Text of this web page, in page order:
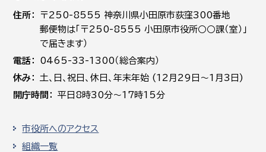
住所
〒250-8555 神奈川県小田原市荻窪300番地
郵便物は「〒250-8555 小田原市役所○○課（室）」
で届きます）
電話
0465-33-1300（総合案内）
休み
土､日､祝日、休日、年末年始 (12月29日～1月3日)
開庁時間
平日8時30分～17時15分
市役所へのアクセス
組織一覧